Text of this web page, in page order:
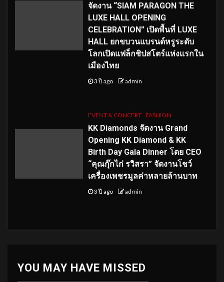
จัดงาน “SIAM PARAGON THE
LUXE HALL OPENING
CELEBRATION” เปิดพื้นที่ LUXE
HALL ยกขบวนแบรนด์หรูระดับ
โลกเปิดแฟล็กชิปสโตร์แห่งแรกใน
เมืองไทย
3 ปี ago admin
EVENT & CONCERT FASHION
KK Diamonds จัดงาน Grand
Opening KK Diamond & KK
Birth Day Gala Dinner โดย CEO
“คุณกุ๊กไก่ รวิสรา” จัดงานโชว์
เครื่องเพชรมูลค่าหลายล้านบาท
3 ปี ago admin
YOU MAY HAVE MISSED